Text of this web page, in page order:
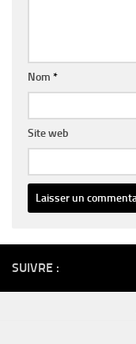
Nom *
Site web
SUIVRE :